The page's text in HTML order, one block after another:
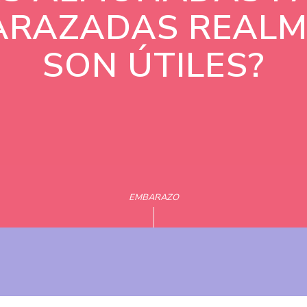
SON ÚTILES?
EMBARAZO